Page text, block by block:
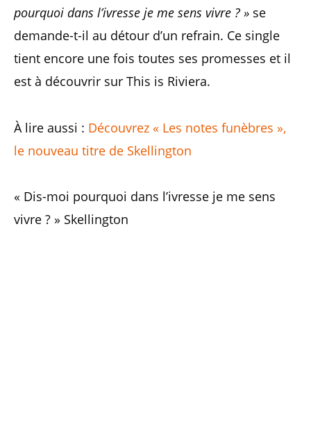
pourquoi dans l’ivresse je me sens vivre ? » se
demande-t-il au détour d’un refrain. Ce single
tient encore une fois toutes ses promesses et il
est à découvrir sur This is Riviera.
À lire aussi : Découvrez « Les notes funèbres »,
le nouveau titre de Skellington
« Dis-moi pourquoi dans l’ivresse je me sens
vivre ? » Skellington